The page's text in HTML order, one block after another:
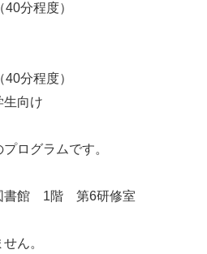
分程度）
分程度）
生向け
ログラムです。
書館 1階 第6研修室
ん。